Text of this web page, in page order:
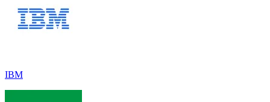
IBM